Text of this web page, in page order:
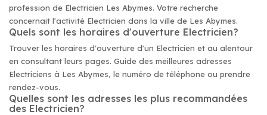
profession de Electricien Les Abymes. Votre recherche
concernait l'activité Electricien dans la ville de Les Abymes.
Quels sont les horaires d'ouverture Electricien?
Trouver les horaires d'ouverture d'un Electricien et au alentour
en consultant leurs pages. Guide des meilleures adresses
Electriciens à Les Abymes, le numéro de téléphone ou prendre
rendez-vous.
Quelles sont les adresses les plus recommandées
des Electricien?